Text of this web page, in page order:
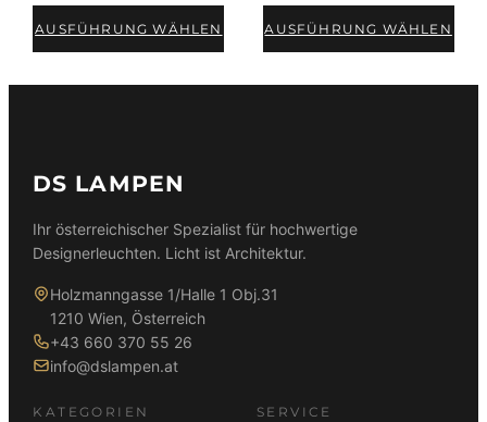
AUSFÜHRUNG WÄHLEN AUSFÜHRUNG WÄHLEN
DS LAMPEN
Ihr österreichischer Spezialist für hochwertige
Designerleuchten. Licht ist Architektur.
Holzmanngasse 1/Halle 1 Obj.31
1210 Wien, Österreich
+43 660 370 55 26
info@dslampen.at
KATEGORIEN SERVICE